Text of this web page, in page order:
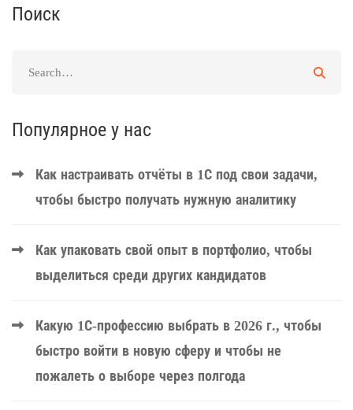
Поиск
Популярное у нас
Как настраивать отчёты в 1С под свои задачи,
чтобы быстро получать нужную аналитику
Как упаковать свой опыт в портфолио, чтобы
выделиться среди других кандидатов
Какую 1С-профессию выбрать в 2026 г., чтобы
быстро войти в новую сферу и чтобы не
пожалеть о выборе через полгода